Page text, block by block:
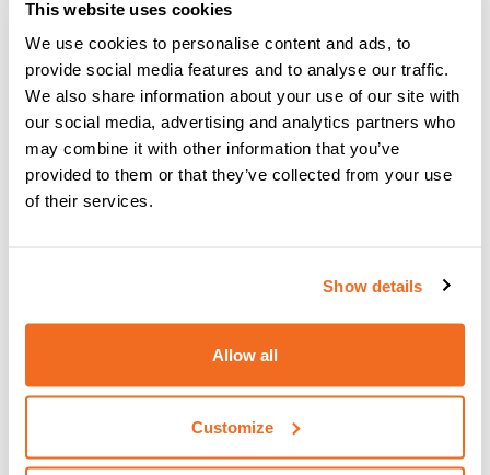
This website uses cookies
We use cookies to personalise content and ads, to
provide social media features and to analyse our traffic.
We also share information about your use of our site with
our social media, advertising and analytics partners who
may combine it with other information that you’ve
provided to them or that they’ve collected from your use
of their services.
Show details
Allow all
Customize
desajuste entre el equipo de soldadura prescrito en WPQR
y WPS y el utilizado erróneamente durante el proceso de
soldadura, de cualquier error cometido por el usuario en la
ejecución de WPQR/WPS y de la utilización de personal no
cualificado durante el trabajo de soldadura.
Debe quedar claro que sólo el usuario, fabricante de la
estructura soldada, será responsable de la correcta
aplicación de las EPS suministradas por CEA y del pleno
contenido en este documento.